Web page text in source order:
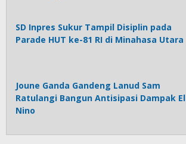
SD Inpres Sukur Tampil Disiplin pada
Parade HUT ke-81 RI di Minahasa Utara
Joune Ganda Gandeng Lanud Sam
Ratulangi Bangun Antisipasi Dampak El
Nino